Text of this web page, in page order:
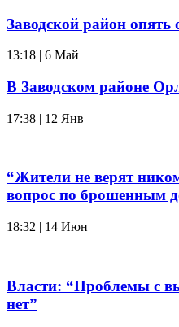
Заводской район опять
13:18 | 6 Май
В Заводском районе
17:38 | 12 Янв
“Жители не верят
вопрос по брошенным
18:32 | 14 Июн
Власти: “Проблемы с
нет”